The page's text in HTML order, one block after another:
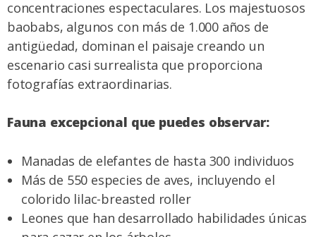
concentraciones espectaculares. Los majestuosos
baobabs, algunos con más de 1.000 años de
antigüedad, dominan el paisaje creando un
escenario casi surrealista que proporciona
fotografías extraordinarias.
Fauna excepcional que puedes observar:
Manadas de elefantes de hasta 300 individuos
Más de 550 especies de aves, incluyendo el
colorido lilac-breasted roller
Leones que han desarrollado habilidades únicas